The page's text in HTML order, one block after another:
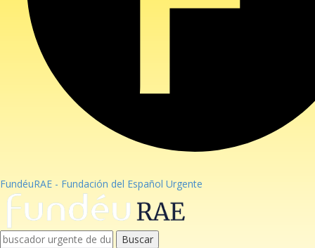
FundéuRAE - Fundación del Español Urgente
Buscar